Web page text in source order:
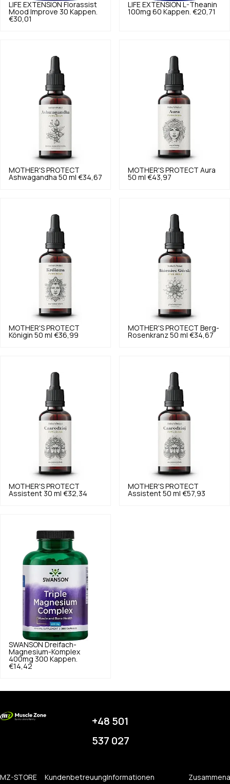
LIFE EXTENSION Florassist
Mood Improve 30 Kappen.
€30,01
LIFE EXTENSION
L-Theanin
100mg 60 Kappen. €20,71
MOTHER'S PROTECT
Ashwagandha 50 ml €34,67
MOTHER'S PROTECT Aura
50 ml €43,97
MOTHER'S PROTECT
Königin 50 ml €36,99
MOTHER'S PROTECT Berg-
Rosenkranz 50 ml €34,67
MOTHER'S PROTECT
Assistent 30 ml €32,34
MOTHER'S PROTECT
Assistent 50 ml €57,93
SWANSON Dreifach-
Magnesium-Komplex
400mg 300 Kappen.
€14,42
+48 501
537 027
MZ-STORE KundenbetreuungInformationen